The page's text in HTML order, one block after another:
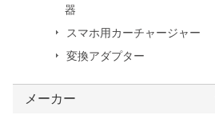
器
スマホ用カーチャージャー
変換アダプター
メーカー